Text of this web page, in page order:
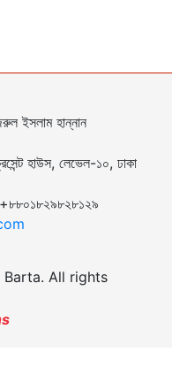
ইসলাম হান্নান
হাউস, লেভেল-১০, ঢাকা
All rights